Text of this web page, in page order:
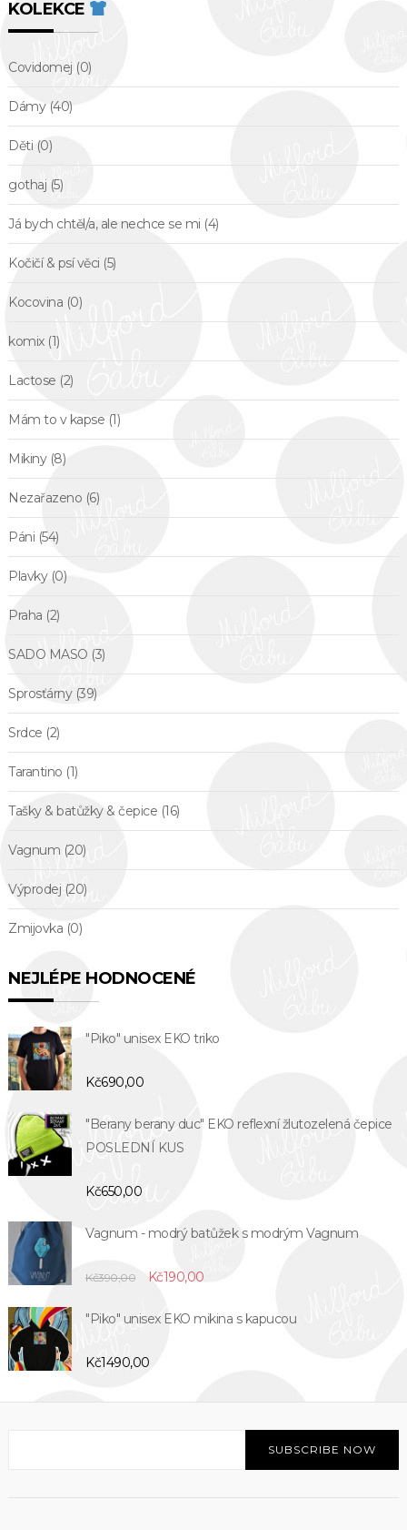
KOLEKCE
Covidomej (0)
Dámy (40)
Děti (0)
gothaj (5)
Já bych chtěl/a, ale nechce se mi (4)
Kočičí & psí věci (5)
Kocovina (0)
komix (1)
Lactose (2)
Mám to v kapse (1)
Mikiny (8)
Nezařazeno (6)
Páni (54)
Plavky (0)
Praha (2)
SADO MASO (3)
Sprosťárny (39)
Srdce (2)
Tarantino (1)
Tašky & batůžky & čepice (16)
Vagnum (20)
Výprodej (20)
Zmijovka (0)
NEJLÉPE HODNOCENÉ
"Piko" unisex EKO triko
Kč690,00
"Berany berany duc" EKO reflexní žlutozelená čepice
POSLEDNÍ KUS
Kč650,00
Vagnum - modrý batůžek s modrým Vagnum
Kč390,00
price
was:
Kč190,00
is:
"Piko" unisex EKO mikina s kapucou
Kč1490,00